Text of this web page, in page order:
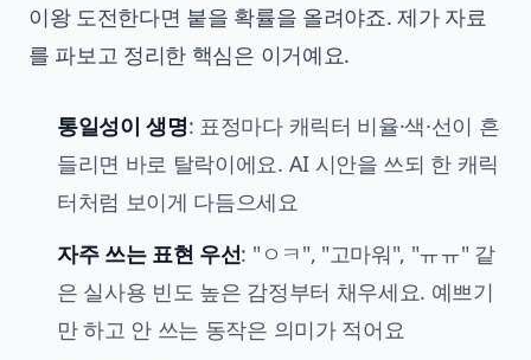
이왕 도전한다면 붙을 확률을 올려야죠. 제가 자료
를 파보고 정리한 핵심은 이거예요.
통일성이 생명: 표정마다 캐릭터 비율·색·선이 흔
들리면 바로 탈락이에요. AI 시안을 쓰되 한 캐릭
터처럼 보이게 다듬으세요
자주 쓰는 표현 우선: "ㅇㅋ", "고마워", "ㅠㅠ" 같
은 실사용 빈도 높은 감정부터 채우세요. 예쁘기
만 하고 안 쓰는 동작은 의미가 적어요